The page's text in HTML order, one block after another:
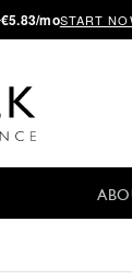
€5.83/moSTART